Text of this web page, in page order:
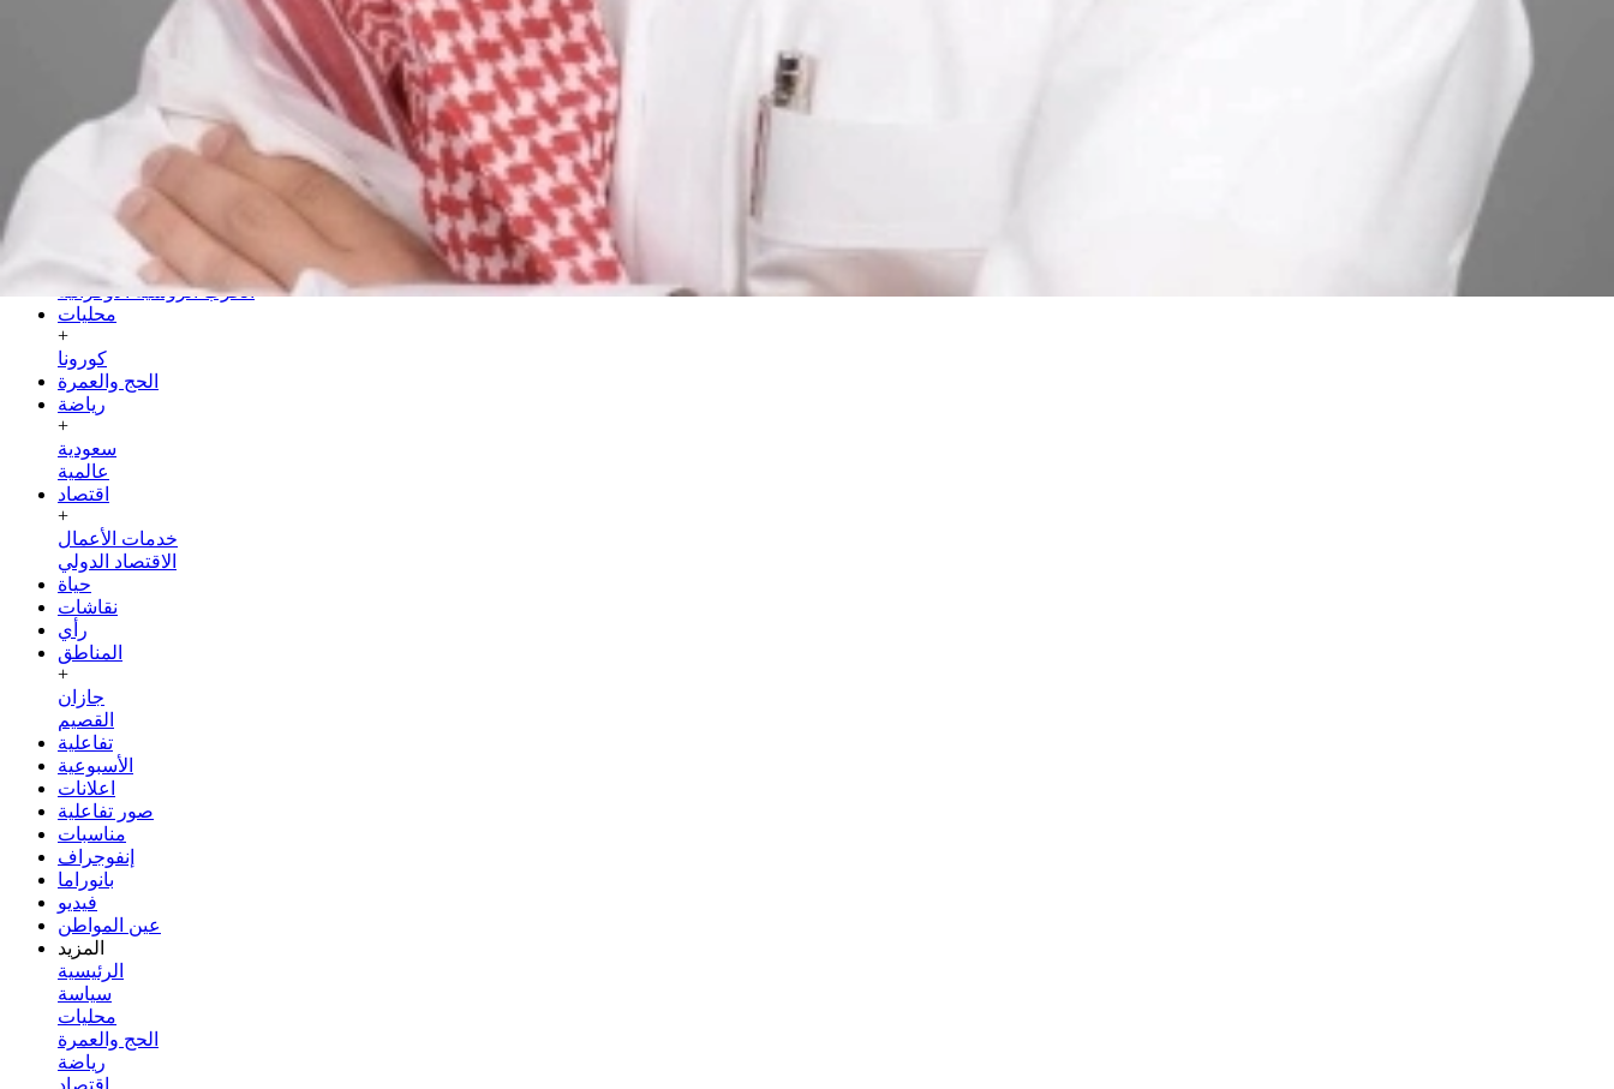
الحرب الروسية الأوكرانية
محليات
+
كورونا
الحج والعمرة
رياضة
+
سعودية
عالمية
اقتصاد
+
خدمات الأعمال
الاقتصاد الدولي
حياة
نقاشات
رأي
المناطق
+
جازان
القصيم
تفاعلية
الأسبوعية
اعلانات
صور تفاعلية
مناسبات
إنفوجراف
بانوراما
فيديو
عين المواطن
المزيد
الرئيسية
سياسة
محليات
الحج والعمرة
رياضة